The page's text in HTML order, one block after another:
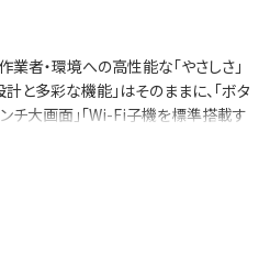
者・環境への高性能な「やさしさ」
と多彩な機能」はそのままに、「ボタ
チ大画面」「Wi-Fi子機を標準搭載す
配線工事が不要に」など、各種機能を
データ連携で生鮮バックルームの
け生販管理ソリューション -Pack
ビス」にも対応しています。